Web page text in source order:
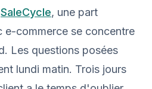
SaleCycle, une part
commerce se concentre
Les questions posées
lundi matin. Trois jours